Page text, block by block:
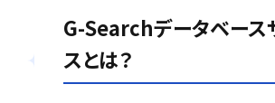
G-Searchデータベース
スとは？